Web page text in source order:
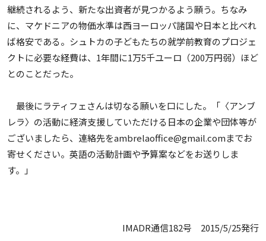
継続されるよう、新たな出資者が見つかるよう願う。ちなみ
に、マケドニアの物価水準は西ヨーロッパ諸国や日本と比べれ
ば格安である。シュトカの子どもたちの就学前教育のプロジェ
クトに必要な経費は、1年間に1万5千ユーロ（200万円弱）ほど
とのことだった。
最後にラティフェさんは切なる願いを口にした。「〈アンブ
レラ〉の活動に経済支援していただける日本の企業や団体等が
ございましたら、連絡先をambrelaoffice@gmail.comまでお
寄せください。英語の活動計画や予算案などをお送りしま
す。」
IMADR通信182号 2015/5/25発行